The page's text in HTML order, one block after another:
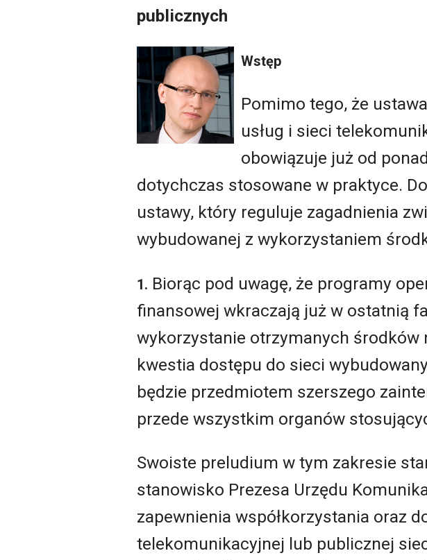
publicznych
Wstęp
Pomimo tego, że
usług i sieci
obowiązuje już od
dotychczas stosowane w praktyce.
ustawy, który reguluje zagadnienia
wybudowanej z wykorzystaniem
1. Biorąc pod uwagę, że programy
finansowej wkraczają już w ostatnią
wykorzystanie otrzymanych środków
kwestia dostępu do sieci
będzie przedmiotem szerszego
przede wszystkim organów
Swoiste preludium w tym zakresie
stanowisko Prezesa Urzędu
zapewnienia współkorzystania oraz
telekomunikacyjnej lub publicznej